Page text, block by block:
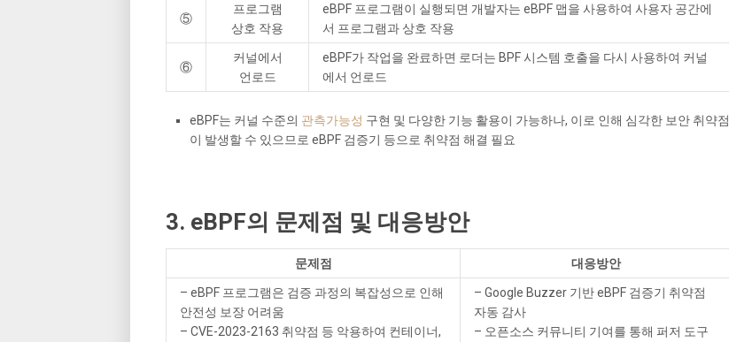
⑤
프로그램
상호 작용
eBPF 프로그램이 실행되면 개발자는 eBPF 맵을 사용하여 사용자 공간에
서 프로그램과 상호 작용
⑥
커널에서
언로드
eBPF가 작업을 완료하면 로더는 BPF 시스템 호출을 다시 사용하여 커널
에서 언로드
eBPF는 커널 수준의 관측가능성 구현 및 다양한 기능 활용이 가능하나, 이로 인해 심각한 보안 취약점
이 발생할 수 있으므로 eBPF 검증기 등으로 취약점 해결 필요
3. eBPF의 문제점 및 대응방안
문제점 대응방안
– eBPF 프로그램은 검증 과정의 복잡성으로 인해
안전성 보장 어려움
– CVE-2023-2163 취약점 등 악용하여 컨테이너,
– Google Buzzer 기반 eBPF 검증기 취약점
자동 감사
– 오픈소스 커뮤니티 기여를 통해 퍼저 도구